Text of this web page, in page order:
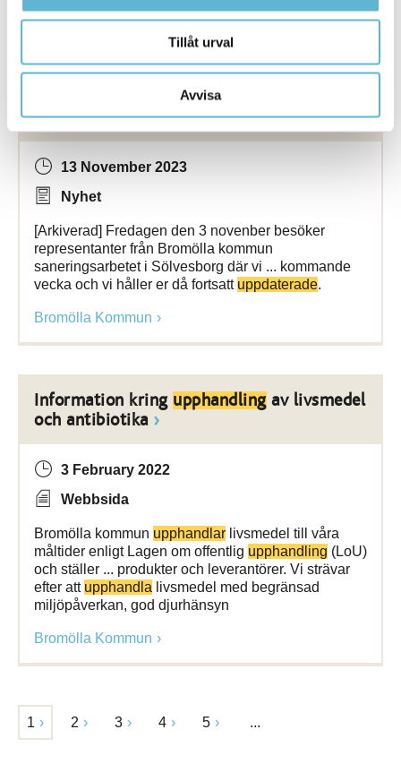
Tillåt urval
Avvisa
Bromölla Kommun
Uppdateringgällande
fartygsolyckan i Pukaviksbukten
13 November 2023
Nyhet
[Arkiverad] Fredagen den 3 novenber besöker
representanter från Bromölla kommun
saneringsarbetet i Sölvesborg där vi ... kommande
vecka och vi håller er då fortsatt uppdaterade.
Bromölla Kommun
Information kring upphandling av livsmedel
och antibiotika
3 February 2022
Webbsida
Bromölla kommun upphandlar livsmedel till våra
måltider enligt Lagen om offentlig upphandling (LoU)
och ställer ... produkter och leverantörer. Vi strävar
efter att upphandla livsmedel med begränsad
miljöpåverkan, god djurhänsyn
Bromölla Kommun
1 2 3 4 5 ...